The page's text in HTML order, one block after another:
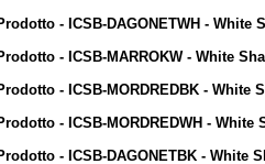
- ICSB-DAGONETWH -
- ICSB-MARROKW - White
- ICSB-MORDREDBK -
- ICSB-MORDREDWH -
- ICSB-DAGONETBK - White